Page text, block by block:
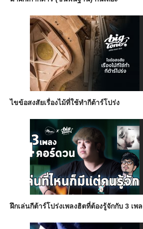
ไขข้อสงสัยเรื่องไม้ที่ใช้ทำกีต้าร์โปร่ง
ฝึกเล่นกีต้าร์โปร่งเพลงฮิตที่ต้องรู้จักกับ 3 เพ